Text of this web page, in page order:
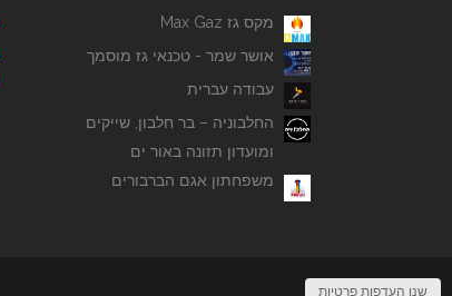
מקס גז Max Gaz
אושר שמר - טכנאי גז מוסמך
עבודה עברית
החלבוניה – בר חלבון, שייקים
ומועדון תזונה באור ים
משפחתון אגם הברבורים
שנו העדפות פרטיות